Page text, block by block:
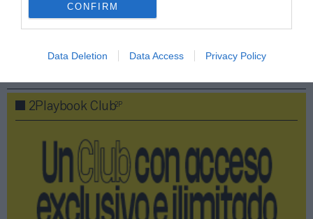
CONFIRM
Data Deletion Data Access Privacy Policy
2Playbook Club2P